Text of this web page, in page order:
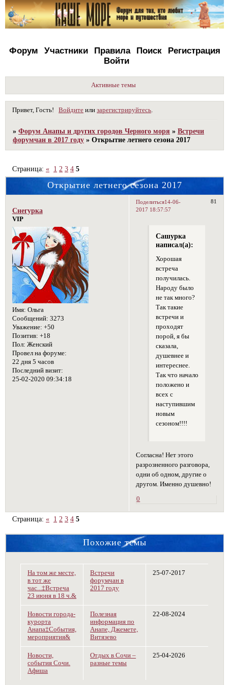
Форум Участники Правила Поиск
Регистрация
Войти
Активные темы
Привет, Гость! Войдите илизарегистрируйтесь
»Форум Анапы и других городов Черного моря »Встречи
форумчан в 2017 году »Открытие летнего сезона 2017
Открытие летнего сезона 2017
Страница:« 1 2 3 4 5
Поделиться 81
14-06-
2017 18:57:57
Снегурка
VIP
Имя: Ольга
Сообщений: 3273
Уважение: +50
Позитив: +18
Пол: Женский
Провел на форуме:
22 дня 5 часов
Последний визит:
25-02-2020 09:34:18
Сашурка
написал(а):
Хорошая
встреча
получилась.
Народу было
не так много?
Так такие
встречи и
проходят
порой, я бы
сказала,
душевнее и
интереснее.
Так что начало
положено и
всех с
наступившим
новым
сезоном!!!!
Согласна! Нет этого
разрозненного разговора,
одни об одном, другие о
другом. Именно душевно!
0
Страница:« 1 2 3 4 5
Похожие темы
На том же месте,
в тот же
час...‡Встреча
23 июня в 18 ч.&
Встречи
форумчан в
2017 году
25-07-2017
Новости города-
курорта
Анапа‡События,
мероприятия&
Полезная
информация по
Анапе, Джемете,
Витязево
22-08-2024
Новости,
события Сочи.
Афиша
Отдых в Сочи –
разные темы
25-04-2026